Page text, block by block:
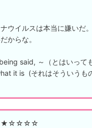
ウイルスは本当に嫌いだ。
からな。
said, ～（とはいっても
it is (それはそういうも